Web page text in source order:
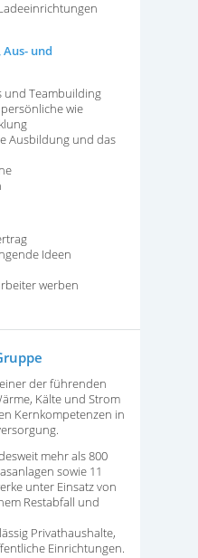
und
und Teambuilding
wie
Ausbildung und das
Ideen
werben
der führenden
Kälte und Strom
Kernkompetenzen in
mehr als 800
sowie 11
unter Einsatz von
Restabfall und
Privathaushalte,
Einrichtungen.